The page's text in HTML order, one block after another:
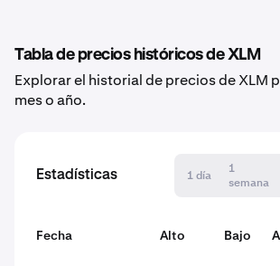
Tabla de precios históricos de XLM
Explorar el historial de precios de XLM
mes o año.
Estadísticas 1 día
1
semana
Fecha Alto Bajo